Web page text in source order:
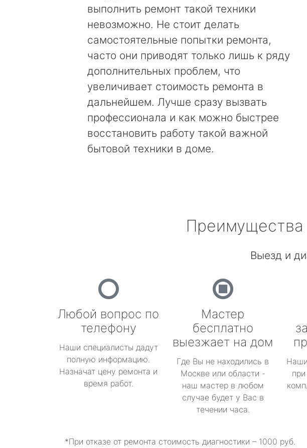
выполнить ремонт такой техники
невозможно. Не стоит делать
самостоятельные попытки ремонта,
часто они приводят только лишь к ряду
дополнительных проблем, что
увеличивает стоимость ремонта в
дальнейшем. Лучше сразу вызвать
профессионала и как можно быстрее
восстановить работу такой важной
бытовой техники в доме.
Преимущества
Выезд и
Любой вопрос по
телефону
Наши специалисты дадут
полную информацию.
Назначат цену ремонта и
время работ.
Мастер
бесплатно
выезжает на дом
Где Вы не находились в
Москве или области -
наш мастер в любом
случае будет у Вас в
течении часа.
*При отказе от ремонта стоимость диагностики – 1000 руб.